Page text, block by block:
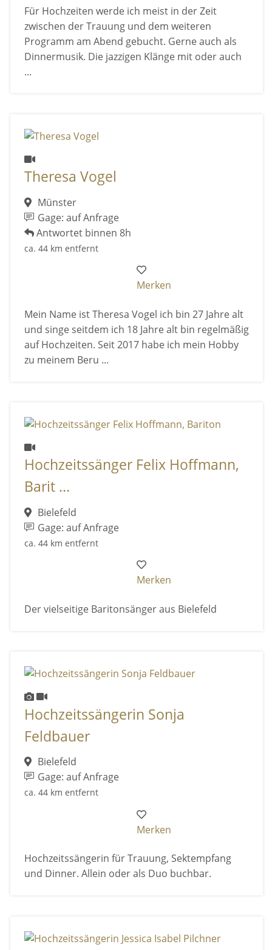
Für Hochzeiten werde ich meist in der Zeit
zwischen der Trauung und dem weiteren
Programm am Abend gebucht. Gerne auch als
Dinnermusik. Die jazzigen Klänge mit oder auch
...
Theresa Vogel
Münster
Gage: auf Anfrage
Antwortet binnen 8h
ca. 44 km entfernt
Merken
Mein Name ist Theresa Vogel ich bin 27 Jahre alt
und singe seitdem ich 18 Jahre alt bin regelmäßig
auf Hochzeiten. Seit 2017 habe ich mein Hobby
zu meinem Beru ...
Hochzeitssänger Felix Hoffmann,
Barit ...
Bielefeld
Gage: auf Anfrage
ca. 44 km entfernt
Merken
Der vielseitige Baritonsänger aus Bielefeld
Hochzeitssängerin Sonja
Feldbauer
Bielefeld
Gage: auf Anfrage
ca. 44 km entfernt
Merken
Hochzeitssängerin für Trauung, Sektempfang
und Dinner. Allein oder als Duo buchbar.